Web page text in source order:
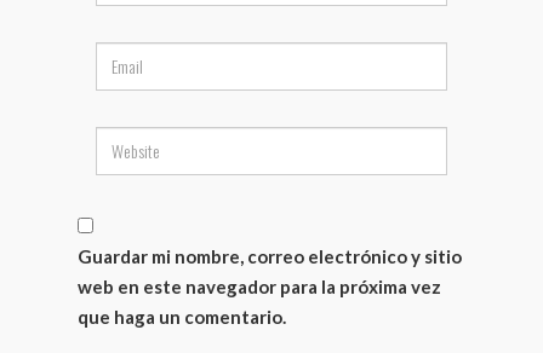
Guardar mi nombre, correo electrónico y sitio
web en este navegador para la próxima vez
que haga un comentario.